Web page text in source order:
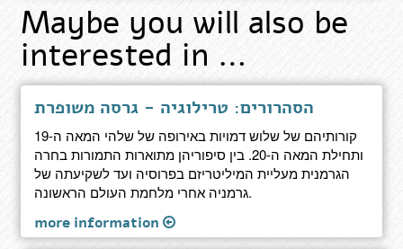
Maybe you will also be
interested in …
הסהרורים: טרילוגיה - גרסה משופרת
קורותיהם של שלוש דמויות באירופה של שלהי המאה ה-19
ותחילת המאה ה-20. בין סיפוריהן מתוארות התמורות בחרה
הגרמנית מעליית המיליטריזם בפרוסיה ועד לשקיעתה של
גרמניה אחרי מלחמת העולם הראשונה.
more information